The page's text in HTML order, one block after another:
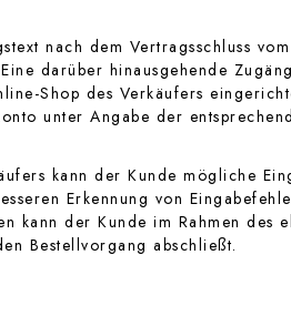
nach dem Vertragsschluss
darüber hinausgehende
Shop des Verkäufers
unter Angabe der
kann der Kunde mögliche
Erkennung von
der Kunde im Rahmen des
Bestellvorgang abschließt.